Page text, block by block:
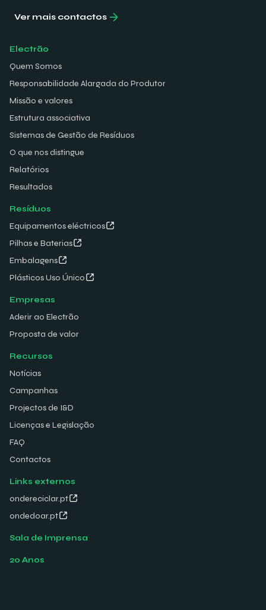
Ver mais contactos
Electrão
Quem Somos
Responsabilidade Alargada do Produtor
Missão e valores
Estrutura associativa
Sistemas de Gestão de Resíduos
O que nos distingue
Relatórios
Resultados
Resíduos
Equipamentos eléctricos
Pilhas e Baterias
Embalagens
Plásticos Uso Único
Empresas
Aderir ao Electrão
Proposta de valor
Recursos
Notícias
Campanhas
Projectos de I&D
Licenças e Legislação
FAQ
Contactos
Links externos
ondereciclar.pt
ondedoar.pt
Sala de Imprensa
20 Anos